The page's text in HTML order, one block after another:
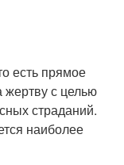
есть прямое
жертву с целью
страданий.
наиболее